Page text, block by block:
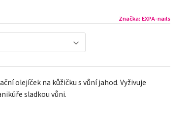
Značka: EXPA-nails
olejíček na kůžičku s vůní jahod. Vyživuje
sladkou vůni.